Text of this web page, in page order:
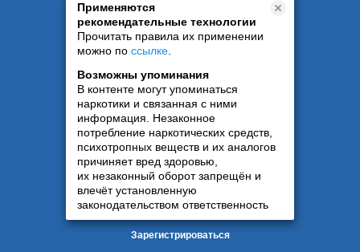
Применяются
рекомендательные технологии
Прочитать правила их применении
можно по ссылке
Возможны упоминания
В контенте могут упоминаться
наркотики и связанная с ними
информация. Незаконное
потребление наркотических средств,
психотропных веществ и их аналогов
причиняет вред здоровью,
их незаконный оборот запрещён и
влечёт установленную
законодательством ответственность
Зарегистрироваться